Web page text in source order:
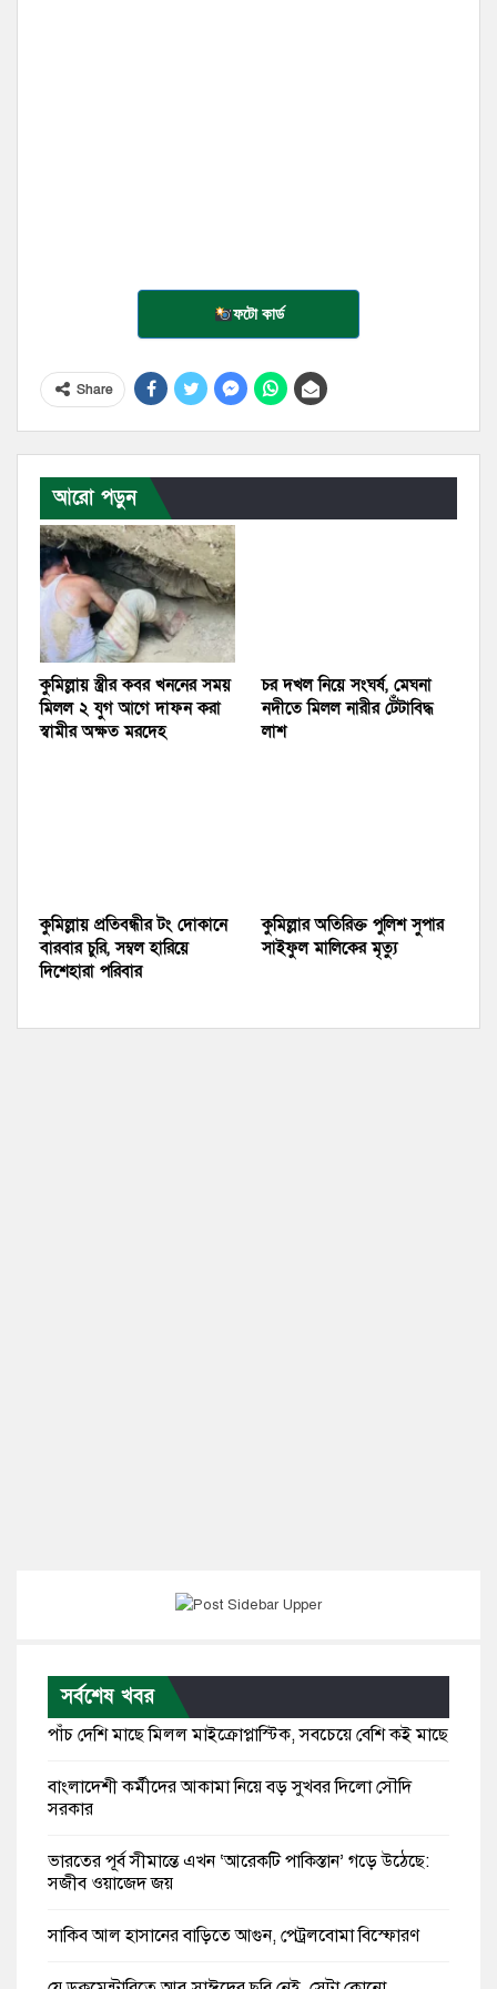
ফটো কার্ড
Share
আরো পড়ুন
কুমিল্লায় স্ত্রীর কবর খননের সময়
মিলল ২ যুগ আগে দাফন করা
স্বামীর অক্ষত মরদেহ
চর দখল নিয়ে সংঘর্ষ, মেঘনা
নদীতে মিলল নারীর টেঁটাবিদ্ধ
লাশ
কুমিল্লায় প্রতিবন্ধীর টং দোকানে
বারবার চুরি, সম্বল হারিয়ে
দিশেহারা পরিবার
কুমিল্লার অতিরিক্ত পুলিশ সুপার
সাইফুল মালিকের মৃত্যু
সর্বশেষ খবর
পাঁচ দেশি মাছে মিলল মাইক্রোপ্লাস্টিক, সবচেয়ে বেশি কই মাছে
বাংলাদেশী কর্মীদের আকামা নিয়ে বড় সুখবর দিলো সৌদি
সরকার
ভারতের পূর্ব সীমান্তে এখন ‘আরেকটি পাকিস্তান’ গড়ে উঠেছে:
সজীব ওয়াজেদ জয়
সাকিব আল হাসানের বাড়িতে আগুন, পেট্রলবোমা বিস্ফোরণ